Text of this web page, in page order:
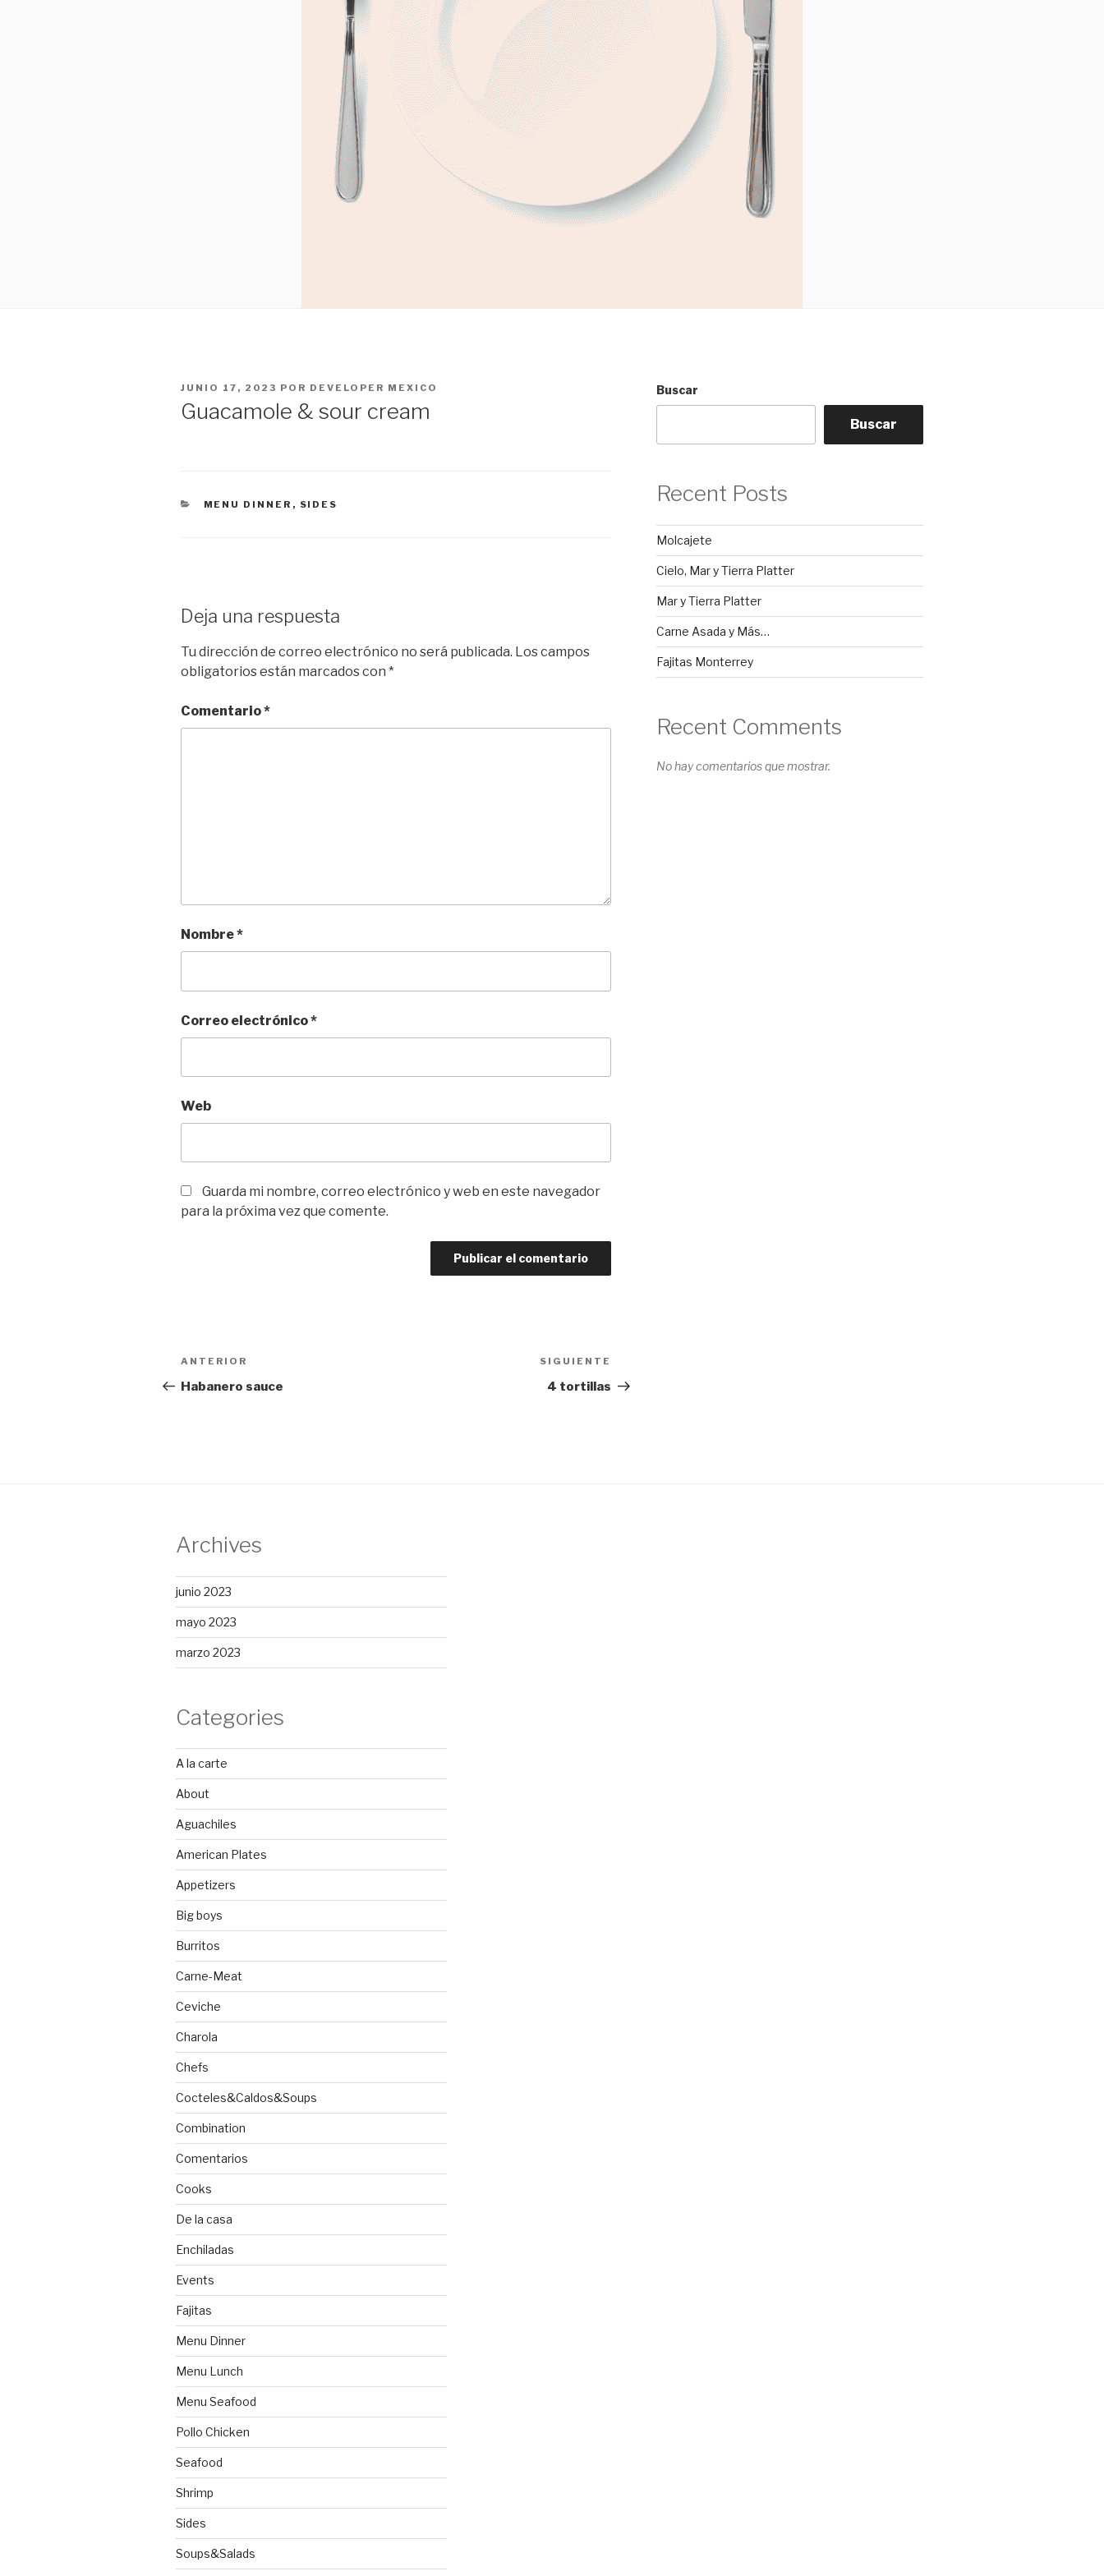
PUBLICADO
JUNIO 17, 2023 POR DEVELOPER MEXICO
Guacamole & sour cream
CATEGORÍAS
MENU DINNER , SIDES
Deja una respuesta
Tu dirección de correo electrónico no será publicada. Los campos
obligatorios están marcados con *
Comentario*
Nombre*
Correo electrónico*
Web
Guarda mi nombre, correo electrónico y web en este navegador
para la próxima vez que comente.
Navegación
de
Entrada
anterior:
ANTERIOR
Habanero sauce
entrada
SIGUIENTE
4 tortillas
Buscar
Buscar
Recent Posts
Molcajete
Cielo, Mar y Tierra Platter
Mar y Tierra Platter
Carne Asada y Más…
Fajitas Monterrey
Recent Comments
No hay comentarios que mostrar.
Archives
junio 2023
mayo 2023
marzo 2023
Categories
A la carte
About
Aguachiles
American Plates
Appetizers
Big boys
Burritos
Carne-Meat
Ceviche
Charola
Chefs
Cocteles&Caldos&Soups
Combination
Comentarios
Cooks
De la casa
Enchiladas
Events
Fajitas
Menu Dinner
Menu Lunch
Menu Seafood
Pollo Chicken
Seafood
Shrimp
Sides
Soups&Salads